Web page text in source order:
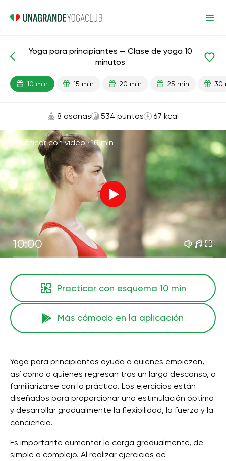
Lecciones preparadas Comienzo
Yoga para principiantes — Clase de yoga 10
minutos
10 min 15 min 20 min 25 min 30
8 asanas 534 puntos 67 kcal
Practicar con video ·10 min
10:00
Practicar con esquema 10 min
Más cómodo en la aplicación
Yoga para principiantes ayuda a quienes empiezan,
así como a quienes regresan tras un largo descanso, a
familiarizarse con la práctica. Los ejercicios están
diseñados para proporcionar una estimulación óptima
y desarrollar gradualmente la flexibilidad, la fuerza y ​​la
conciencia.
Es importante aumentar la carga gradualmente, de
simple a complejo. Al realizar ejercicios de